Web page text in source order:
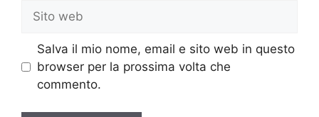
Sito
web
Salva il mio nome, email e sito web in questo
browser per la prossima volta che
commento.